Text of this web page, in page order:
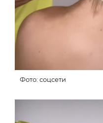
Фото: соцсети